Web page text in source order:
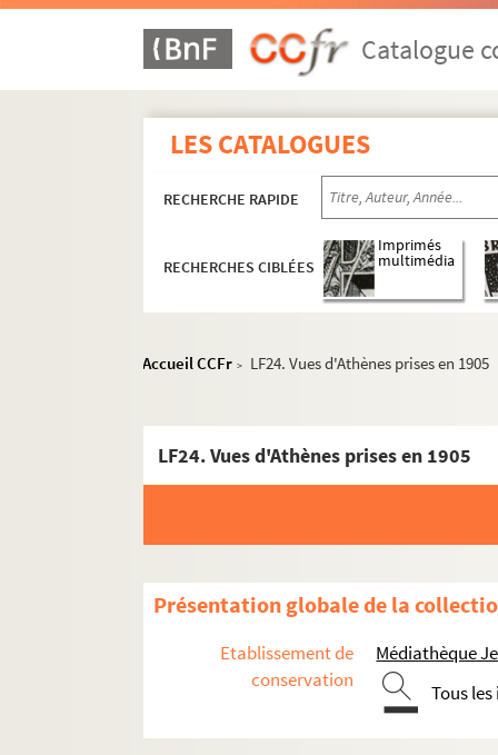
Catalogue
LES CATALOGUES
RECHERCHE RAPIDE
RECHERCHES CIBLÉES
Imprimés
multimédia
Accueil CCFr > LF24. Vues d'Athènes prises en 1905
LF24. Vues d'Athènes prises en 1905
Présentation globale de la
Etablissement de
conservation
Médiathèque
Tous
LF1. Histoire du Nord de Lille
LFK-1. Théâtre de Lille, mémoires,
LF6. Biographie lilloise
LF7. Gouverneurs de Lille 1, XIVe et XVe
LF11. Vues de Lille – Cartes postales
LF13. Vues de Lille
LF14. Photographies du musée de Lille
LF15. Lille Ancienne et moderne - gravures,